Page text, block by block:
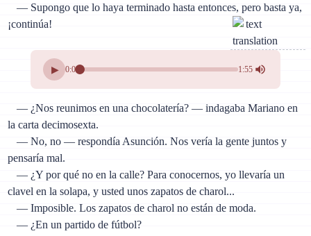
— Supongo que lo haya terminado hasta entonces, pero basta ya,
¡continúa!
▶ 0:00 1:55
— ¿Nos reunimos en una chocolatería? — indagaba Mariano en
la carta decimosexta.
— No, no — respondía Asunción. Nos vería la gente juntos y
pensaría mal.
— ¿Y por qué no en la calle? Para conocernos, yo llevaría un
clavel en la solapa, y usted unos zapatos de charol...
— Imposible. Los zapatos de charol no están de moda.
— ¿En un partido de fútbol?